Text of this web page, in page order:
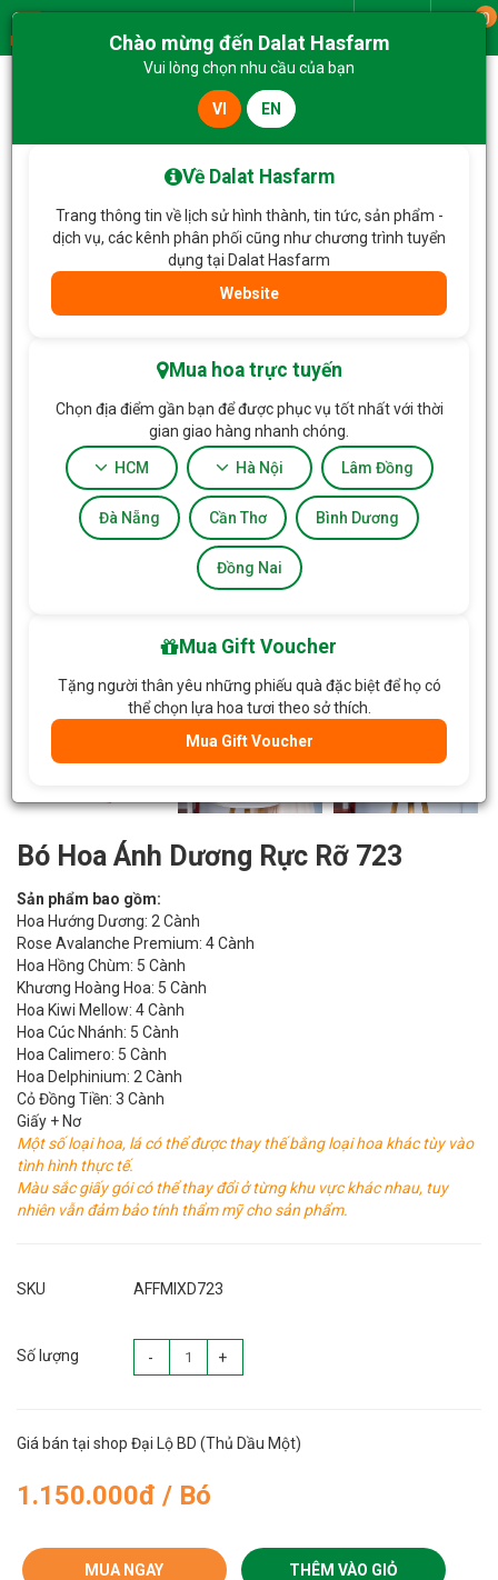
Menu
0
Hoa Tặng & Hoa Dịch Vụ
Bó Hoa Ánh Dương Rực Rỡ 723
Sản phẩm bao gồm:
Hoa Hướng Dương: 2 Cành
Rose Avalanche Premium: 4 Cành
Hoa Hồng Chùm: 5 Cành
Khương Hoàng Hoa: 5 Cành
Hoa Kiwi Mellow: 4 Cành
Hoa Cúc Nhánh: 5 Cành
Hoa Calimero: 5 Cành
Hoa Delphinium: 2 Cành
Cỏ Đồng Tiền: 3 Cành
Giấy + Nơ
Một số loại hoa, lá có thể được thay thế bằng loại hoa khác tùy vào
tình hình thực tế.
Màu sắc giấy gói có thể thay đổi ở từng khu vực khác nhau, tuy
nhiên vẫn đảm bảo tính thẩm mỹ cho sản phẩm.
SKU AFFMIXD723
Số lượng - +
Giá bán tại shop Đại Lộ BD (Thủ Dầu Một)
1.150.000đ / Bó
MUA NGAY THÊM VÀO GIỎ
Chào mừng đến Dalat Hasfarm
Vui lòng chọn nhu cầu của bạn
VI EN
Về Dalat Hasfarm
Trang thông tin về lịch sử hình thành, tin tức, sản phẩm -
dịch vụ, các kênh phân phối cũng như chương trình tuyển
dụng tại Dalat Hasfarm
Website
Mua hoa trực tuyến
Chọn địa điểm gần bạn để được phục vụ tốt nhất với thời
gian giao hàng nhanh chóng.
HCM Hà Nội Lâm Đồng
Đà Nẵng Cần Thơ Bình Dương
Đồng Nai
Mua Gift Voucher
Tặng người thân yêu những phiếu quà đặc biệt để họ có
thể chọn lựa hoa tươi theo sở thích.
Mua Gift Voucher